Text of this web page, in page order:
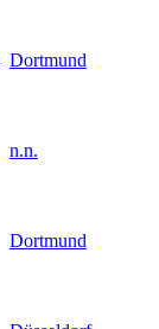
Dortmund
n.n.
Dortmund